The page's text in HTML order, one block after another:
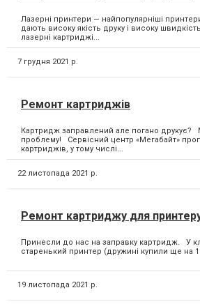
Лазерні принтери — найпопулярніші
дають високу якість друку і високу
лазерні картриджі...
7 грудня 2021 р.
Ремонт картриджів
Картридж заправлений але погано
проблему! Сервісний центр «Мегабайт»
картриджів, у тому числі...
22 листопада 2021 р.
Ремонт картриджу для
Принесли до нас на заправку картридж. У
старенький принтер (дружині купили ще на 1
19 листопада 2021 р.